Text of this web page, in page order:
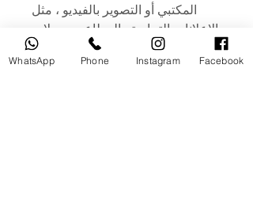
المكتبي أو التصوير بالفيديو ، مثل
الإعلانات التجارية والمطاعم ومحلات
المواد الغذائية والكتب والمجلات
والتصوير والتسجيل اليومي. .
WhatsApp Phone Instagram Facebook